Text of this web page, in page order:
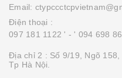
Email:
Điện thoại :
097 181 1122 ' - ' 094 698
Địa chỉ 2 : Số 9/19, Ngõ
Tp Hà Nội.